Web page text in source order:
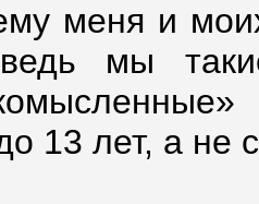
меня и
мы
13 лет, а не